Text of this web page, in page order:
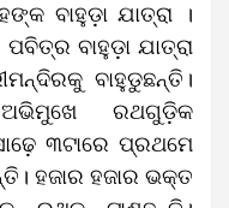
ବାହୁଡ଼ା ଯାତ୍ରା ।
ବାହୁଡ଼ା ଯାତ୍ରା
ବାହୁଡୁଛନ୍ତି।
ଅଭିମୁଖେ ରଥଗୁଡ଼ିକ
୩ଟାରେ ପ୍ରଥମେ
ହଜାର ହଜାର ଭକ୍ତ